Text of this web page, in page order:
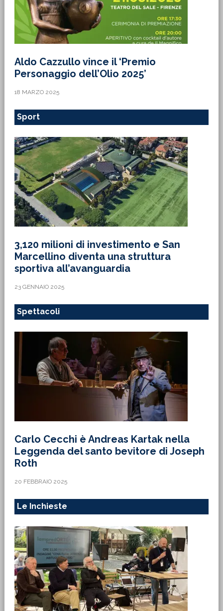
Aldo Cazzullo vince il ‘Premio
Personaggio dell’Olio 2025’
18 MARZO 2025
Sport
3,120 milioni di investimento e San
Marcellino diventa una struttura
sportiva all’avanguardia
23 GENNAIO 2025
Spettacoli
Carlo Cecchi è Andreas Kartak nella
Leggenda del santo bevitore di Joseph
Roth
20 FEBBRAIO 2025
Le Inchieste